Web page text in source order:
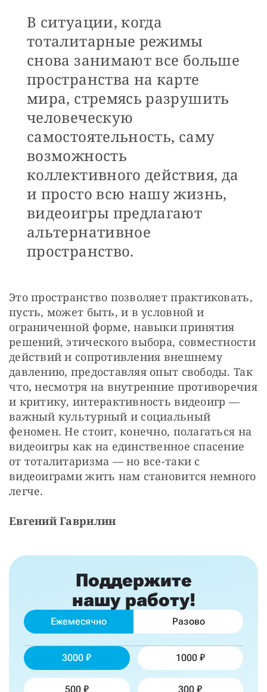
В ситуации, когда
тоталитарные режимы
снова занимают все больше
пространства на карте
мира, стремясь разрушить
человеческую
самостоятельность, саму
возможность
коллективного действия, да
и просто всю нашу жизнь,
видеоигры предлагают
альтернативное
пространство.
Это пространство позволяет практиковать,
пусть, может быть, и в условной и
ограниченной форме, навыки принятия
решений, этического выбора, совместности
действий и сопротивления внешнему
давлению, предоставляя опыт свободы. Так
что, несмотря на внутренние противоречия
и критику, интерактивность видеоигр —
важный культурный и социальный
феномен. Не стоит, конечно, полагаться на
видеоигры как на единственное спасение
от тоталитаризма — но все-таки с
видеоиграми жить нам становится немного
легче.
Евгений Гаврилин
Поддержите
нашу работу!
Ежемесячно Разово
3000 1000
500 300